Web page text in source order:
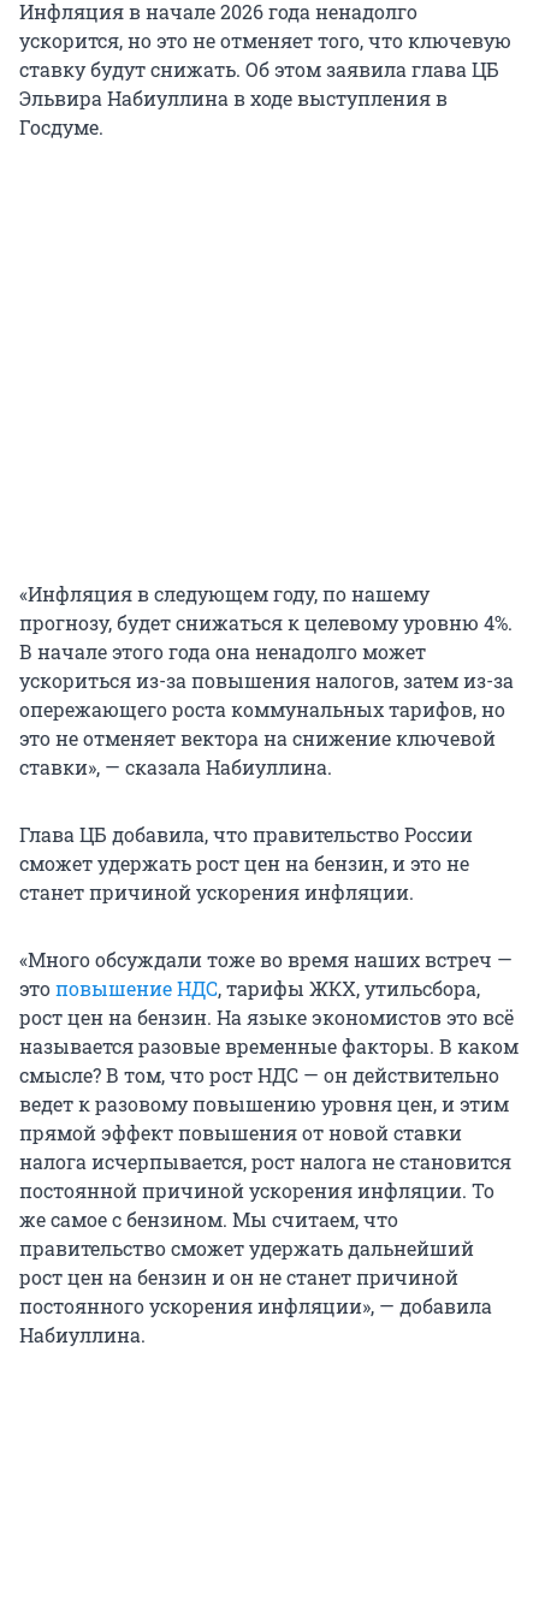
Инфляция в начале 2026 года ненадолго
ускорится, но это не отменяет того, что ключевую
ставку будут снижать. Об этом заявила глава ЦБ
Эльвира Набиуллина в ходе выступления в
Госдуме.
«Инфляция в следующем году, по нашему
прогнозу, будет снижаться к целевому уровню 4%.
В начале этого года она ненадолго может
ускориться из-за повышения налогов, затем из-за
опережающего роста коммунальных тарифов, но
это не отменяет вектора на снижение ключевой
ставки», — сказала Набиуллина.
Глава ЦБ добавила, что правительство России
сможет удержать рост цен на бензин, и это не
станет причиной ускорения инфляции.
«Много обсуждали тоже во время наших встреч —
этоповышение НДС, тарифы ЖКХ, утильсбора,
рост цен на бензин. На языке экономистов это всё
называется разовые временные факторы. В каком
смысле? В том, что рост НДС — он действительно
ведет к разовому повышению уровня цен, и этим
прямой эффект повышения от новой ставки
налога исчерпывается, рост налога не становится
постоянной причиной ускорения инфляции. То
же самое с бензином. Мы считаем, что
правительство сможет удержать дальнейший
рост цен на бензин и он не станет причиной
постоянного ускорения инфляции», — добавила
Набиуллина.